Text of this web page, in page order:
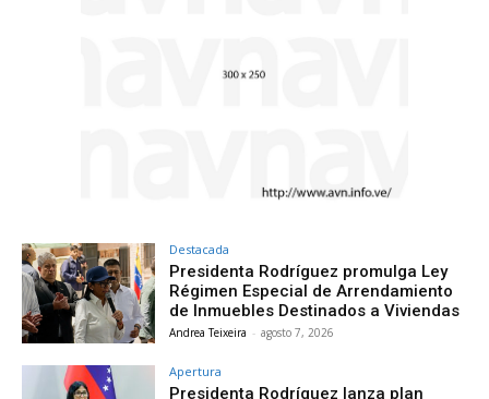
Destacada
Presidenta Rodríguez promulga Ley
Régimen Especial de Arrendamiento
de Inmuebles Destinados a Viviendas
Andrea Teixeira - agosto 7, 2026
Apertura
Presidenta Rodríguez lanza plan